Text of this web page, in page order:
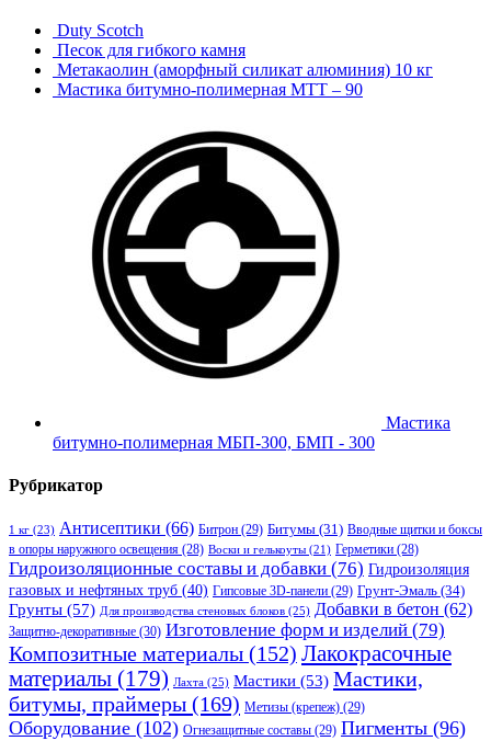
Duty Scotch
Песок для гибкого камня
Метакаолин (аморфный силикат алюминия) 10 кг
Мастика битумно-полимерная МТТ – 90
Мастика
битумно-полимерная МБП-300, БМП - 300
Рубрикатор
1 кг (23) Антисептики (66) Битрон (29) Битумы (31) Вводные щитки и боксы
в опоры наружного освещения (28) Воски и гелькоуты (21) Герметики (28)
Гидроизоляционные составы и добавки (76) Гидроизоляция
газовых и нефтяных труб (40) Гипсовые 3D-панели (29) Грунт-Эмаль (34)
Грунты (57) Для производства стеновых блоков (25) Добавки в бетон (62)
Защитно-декоративные (30) Изготовление форм и изделий (79)
Композитные материалы (152) Лакокрасочные
материалы (179) Лахта (25) Мастики (53) Мастики,
битумы, праймеры (169) Метизы (крепеж) (29)
Оборудование (102) Огнезащитные составы (29) Пигменты (96)